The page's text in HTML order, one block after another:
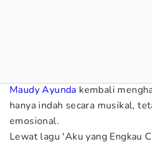
Maudy Ayunda kembali
hanya indah secara musikal,
emosional.
Lewat lagu 'Aku yang Engkau